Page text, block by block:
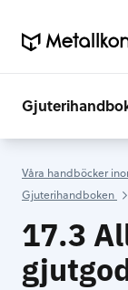
Våra handböcker
Gjuterihandboken
17.3